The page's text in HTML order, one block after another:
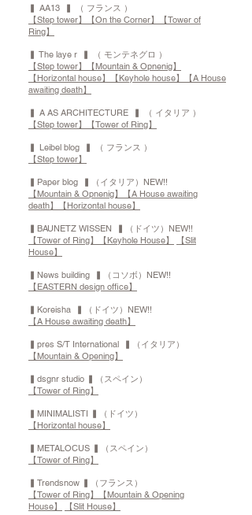
▍ AA13 ▍ （ フランス ）
【Step tower】
【On the Corner】
【Tower of
Ring】
▍ The laye r ▍ （ モンテネグロ ）
【Step tower】
【Mountain & Opnenig】
【Horizontal house】
【Keyhole house】
【A House
awaiting death】
▍ A AS ARCHITECTURE ▍ （ イタリア ）
【Step tower】
【Tower of Ring】
▍ Leibel blog ▍ （ フランス ）
【Step tower】
▍Paper blog ▍（イタリア）NEW!!
【Mountain & Opnenig】
【A House awaiting
death】
【Horizontal house】
▍BAUNETZ WISSEN ▍（ドイツ）NEW!!
【Tower of Ring】
【Keyhole House】
【Slit
House】
▍News building ▍（コソボ）NEW!!
【EASTERN design office】
▍Koreisha ▍（ドイツ）NEW!!
【A House awaiting death】
▍pres S/T International ▍（イタリア）
【Mountain & Opening】
▍dsgnr studio ▍（スペイン）
【Tower of Ring】
▍MINIMALISTI ▍（ドイツ）
【Horizontal house】
▍METALOCUS ▍（スペイン）
【Tower of Ring】
▍Trendsnow ▍（フランス）
【Tower of Ring】
【Mountain & Opening
House】
【Slit House】